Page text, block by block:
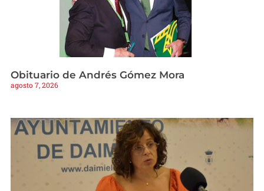
Obituario de Andrés Gómez Mora
agosto 7, 2026